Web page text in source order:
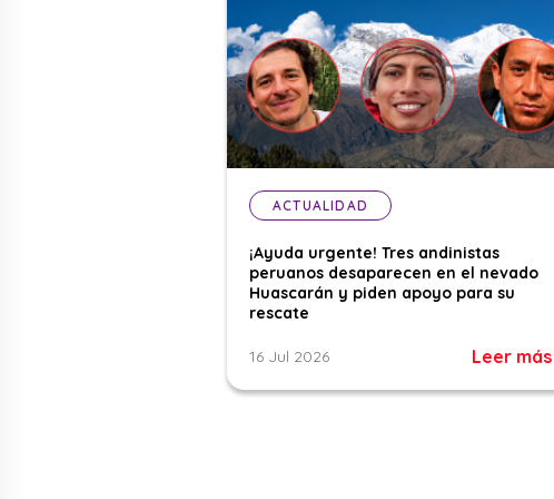
ACTUALIDAD
¡Ayuda urgente! Tres andinistas
peruanos desaparecen en el nevado
Huascarán y piden apoyo para su
rescate
16 Jul 2026 Leer más